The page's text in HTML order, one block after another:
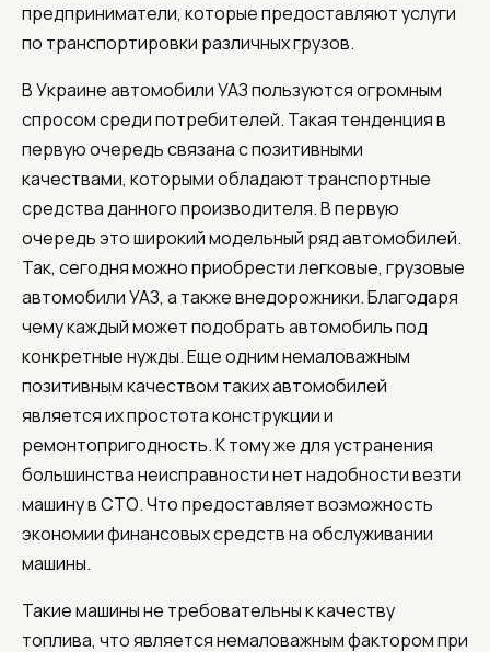
предприниматели, которые предоставляют услуги
по транспортировки различных грузов.
В Украине автомобили УАЗ пользуются огромным
спросом среди потребителей. Такая тенденция в
первую очередь связана с позитивными
качествами, которыми обладают транспортные
средства данного производителя. В первую
очередь это широкий модельный ряд автомобилей.
Так, сегодня можно приобрести легковые, грузовые
автомобили УАЗ, а также внедорожники. Благодаря
чему каждый может подобрать автомобиль под
конкретные нужды. Еще одним немаловажным
позитивным качеством таких автомобилей
является их простота конструкции и
ремонтопригодность. К тому же для устранения
большинства неисправности нет надобности везти
машину в СТО. Что предоставляет возможность
экономии финансовых средств на обслуживании
машины.
Такие машины не требовательны к качеству
топлива, что является немаловажным фактором при